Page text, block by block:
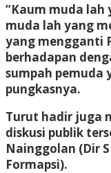
“Kaum muda lah
muda lah yang
yang mengganti
berhadapan
sumpah pemuda
pungkasnya.
Turut hadir juga
diskusi publik
Nainggolan (Dir
Formapsi).